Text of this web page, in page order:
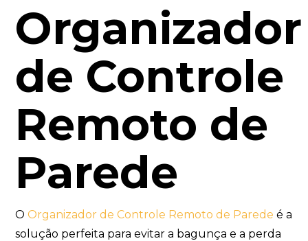
Organizador
de Controle
Remoto de
Parede
OOrganizador de Controle Remoto de Parede é a
solução perfeita para evitar a bagunça e a perda